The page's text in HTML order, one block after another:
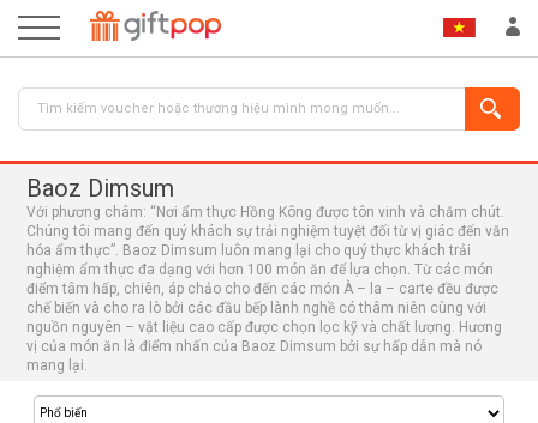
ĐĂNG NHẬP ĐĂNG KÝ
Baoz Dimsum
Với phương châm: “Nơi ẩm thực Hồng Kông được tôn vinh và chăm chút.
Chúng tôi mang đến quý khách sự trải nghiệm tuyệt đối từ vị giác đến văn
hóa ẩm thực”. Baoz Dimsum luôn mang lại cho quý thực khách trải
nghiệm ẩm thực đa dạng với hơn 100 món ăn để lựa chọn. Từ các món
điểm tâm hấp, chiên, áp chảo cho đến các món À – la – carte đều được
chế biến và cho ra lò bởi các đầu bếp lành nghề có thâm niên cùng với
nguồn nguyên – vật liệu cao cấp được chọn lọc kỹ và chất lượng. Hương
vị của món ăn là điểm nhấn của Baoz Dimsum bởi sự hấp dẫn mà nó
mang lại.